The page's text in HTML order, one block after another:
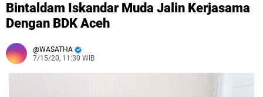
Bintaldam Iskandar Muda Jalin Kerjasama
Dengan BDK Aceh
WASATHA
7/15/20, 11:30 WIB